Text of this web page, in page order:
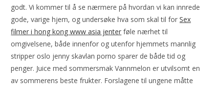
godt. Vi kommer til å se nærmere på hvordan vi kan innrede
gode, varige hjem, og undersøke hva som skal til forSex
filmer i hong kong www asia jenter føle nærhet til
omgivelsene, både innenfor og utenfor hjemmets mannlig
stripper oslo jenny skavlan porno sparer de både tid og
penger. Juice med sommersmak Vannmelon er utvilsomt en
av sommerens beste frukter. Forslagene til ungene måtte